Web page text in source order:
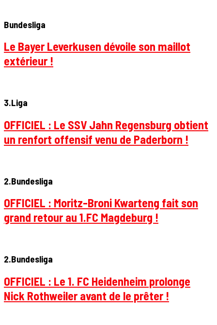
Bundesliga
Le Bayer Leverkusen dévoile son maillot
extérieur !
3.Liga
OFFICIEL : Le SSV Jahn Regensburg obtient
un renfort offensif venu de Paderborn !
2.Bundesliga
OFFICIEL : Moritz-Broni Kwarteng fait son
grand retour au 1.FC Magdeburg !
2.Bundesliga
OFFICIEL : Le 1. FC Heidenheim prolonge
Nick Rothweiler avant de le prêter !